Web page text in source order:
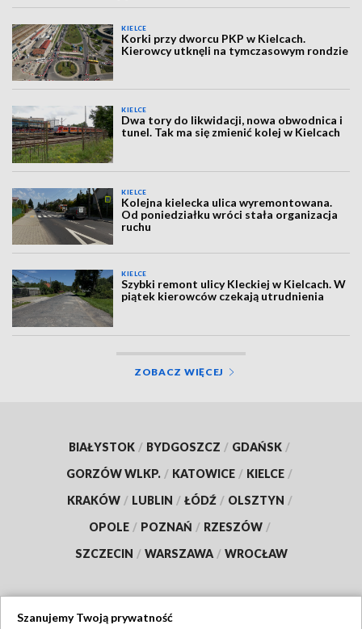
KIELCE
Korki przy dworcu PKP w Kielcach.
Kierowcy utknęli na tymczasowym rondzie
KIELCE
Dwa tory do likwidacji, nowa obwodnica i
tunel. Tak ma się zmienić kolej w Kielcach
KIELCE
Kolejna kielecka ulica wyremontowana.
Od poniedziałku wróci stała organizacja
ruchu
KIELCE
Szybki remont ulicy Kleckiej w Kielcach. W
piątek kierowców czekają utrudnienia
ZOBACZ WIĘCEJ
BIAŁYSTOK / BYDGOSZCZ / GDAŃSK /
GORZÓW WLKP. / KATOWICE / KIELCE /
KRAKÓW / LUBLIN / ŁÓDŹ / OLSZTYN /
OPOLE / POZNAŃ / RZESZÓW /
SZCZECIN / WARSZAWA / WROCŁAW
Szanujemy Twoją prywatność